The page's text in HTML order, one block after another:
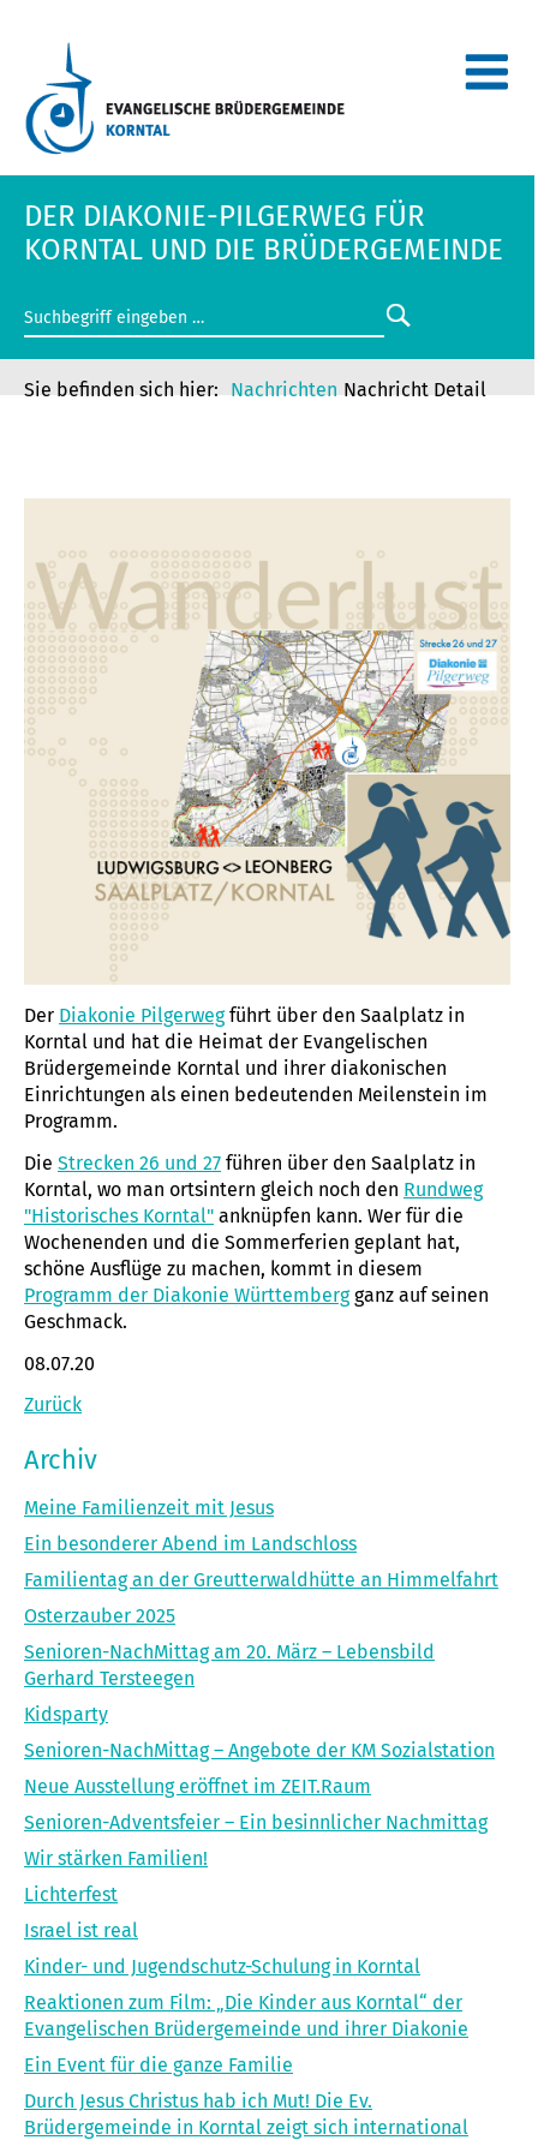
DER DIAKONIE-PILGERWEG FÜR
KORNTAL UND DIE BRÜDERGEMEINDE
Nachrichten Nachricht Detail
Der Diakonie Pilgerwegführt über den Saalplatz in
Korntal und hat die Heimat der Evangelischen
Brüdergemeinde Korntal und ihrer diakonischen
Einrichtungen als einen bedeutenden Meilenstein im
Programm.
Die Strecken 26 und 27 führen über den Saalplatz in
Korntal, wo man ortsintern gleich noch den Rundweg
"Historisches Korntal" anknüpfen kann. Wer für die
Wochenenden und die Sommerferien geplant hat,
schöne Ausflüge zu machen, kommt in diesem
Programm der Diakonie Württembergganz auf seinen
Geschmack.
08.07.20
Zurück
Archiv
Meine Familienzeit mit Jesus
Ein besonderer Abend im Landschloss
Familientag an der Greutterwaldhütte an Himmelfahrt
Osterzauber 2025
Senioren-NachMittag am 20. März – Lebensbild
Gerhard Tersteegen
Kidsparty
Senioren-NachMittag – Angebote der KM Sozialstation
Neue Ausstellung eröffnet im ZEIT.Raum
Senioren-Adventsfeier – Ein besinnlicher Nachmittag
Wir stärken Familien!
Lichterfest
Israel ist real
Kinder- und Jugendschutz-Schulung in Korntal
Reaktionen zum Film: „Die Kinder aus Korntal“ der
Evangelischen Brüdergemeinde und ihrer Diakonie
Ein Event für die ganze Familie
Durch Jesus Christus hab ich Mut! Die Ev.
Brüdergemeinde in Korntal zeigt sich international